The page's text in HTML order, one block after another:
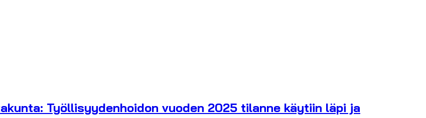
Työllisyydenhoidon vuoden 2025 tilanne käytiin läpi ja